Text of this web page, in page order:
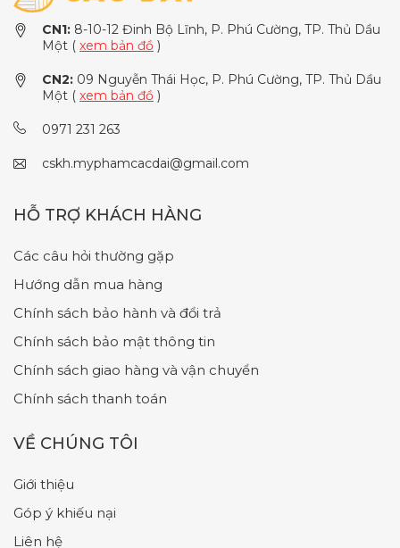
CN1: 8-10-12 Đinh Bộ Lĩnh, P. Phú Cường, TP. Thủ Dầu
Một ( xem bản đồ )
CN2: 09 Nguyễn Thái Học, P. Phú Cường, TP. Thủ Dầu
Một ( xem bản đồ )
0971 231 263
cskh.myphamcacdai@gmail.com
HỖ TRỢ KHÁCH HÀNG
Các câu hỏi thường gặp
Hướng dẫn mua hàng
Chính sách bảo hành và đổi trả
Chính sách bảo mật thông tin
Chính sách giao hàng và vận chuyển
Chính sách thanh toán
VỀ CHÚNG TÔI
Giới thiệu
Góp ý khiếu nại
Liên hệ